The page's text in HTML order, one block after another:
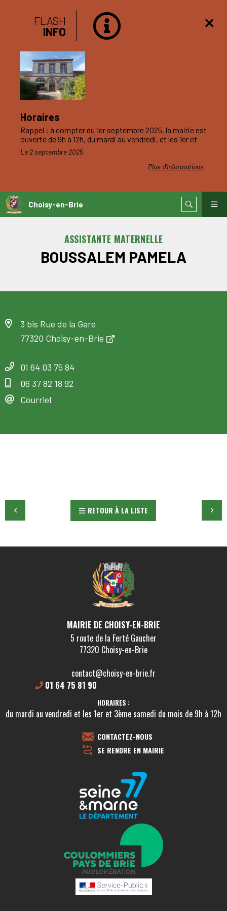
FLASH
INFO
Horaires
Plus d'informations
Rappel : à compter du 1er septembre 2025, la mairie est
ouverte de 9h à 12h, du mardi au vendredi, et les 1er et
3ème samedis du mois.
Le 2 septembre 2025
Choisy-en-Brie
ASSISTANTE MATERNELLE
BOUSSALEM PAMELA
3 bis Rue de la Gare
77320 Choisy-en-Brie
01 64 03 75 84
06 37 82 18 92
Courriel
RETOUR À LA LISTE
MAIRIE DE CHOISY-EN-BRIE
5 route de la Ferté Gaucher
77320 Choisy-en-Brie
contact@choisy-en-brie.fr
01 64 75 81 90
HORAIRES :
du mardi au vendredi et les 1er et 3ème samedi du mois de 9h à 12h
CONTACTEZ-NOUS
SE RENDRE EN MAIRIE